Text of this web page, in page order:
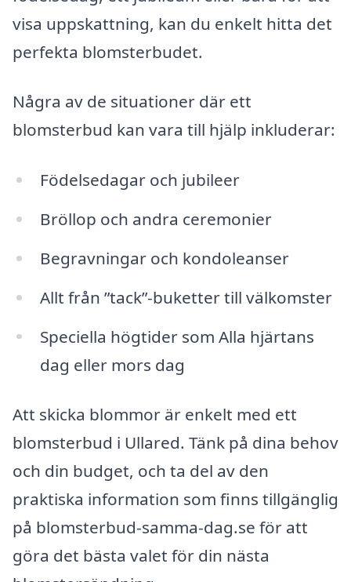
visa uppskattning, kan du enkelt hitta det
perfekta blomsterbudet.
Några av de situationer där ett
blomsterbud kan vara till hjälp inkluderar:
Födelsedagar och jubileer
Bröllop och andra ceremonier
Begravningar och kondoleanser
Allt från ”tack”-buketter till välkomster
Speciella högtider som Alla hjärtans
dag eller mors dag
Att skicka blommor är enkelt med ett
blomsterbud i Ullared. Tänk på dina behov
och din budget, och ta del av den
praktiska information som finns tillgänglig
på blomsterbud-samma-dag.se för att
göra det bästa valet för din nästa